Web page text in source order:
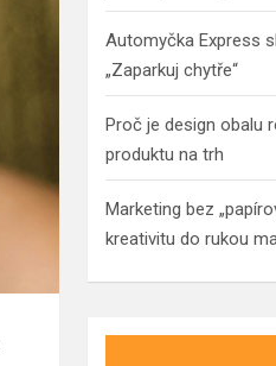
Automyčka Express
„Zaparkuj chytře“
Proč je design obalu
produktu na trh
Marketing bez
kreativitu do rukou